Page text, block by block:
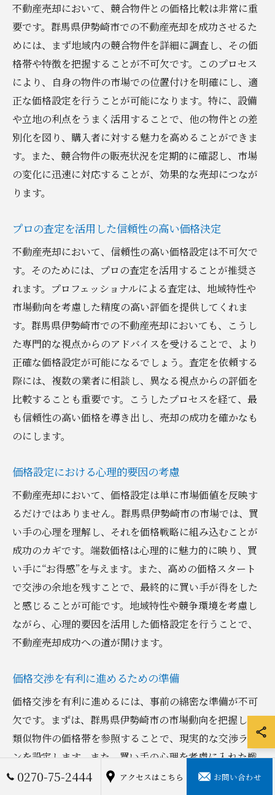
不動産売却において、競合物件との価格比較は非常に重
要です。群馬県伊勢崎市での不動産売却を成功させるた
めには、まず地域内の競合物件を詳細に調査し、その価
格帯や特徴を把握することが不可欠です。このプロセス
により、自身の物件の市場での位置付けを明確にし、適
正な価格設定を行うことが可能になります。特に、設備
や立地の利点をうまく活用することで、他の物件との差
別化を図り、購入者に対する魅力を高めることができま
す。また、競合物件の販売状況を定期的に確認し、市場
の変化に迅速に対応することが、効果的な売却につなが
ります。
プロの査定を活用した信頼性の高い価格決定
不動産売却において、信頼性の高い価格設定は不可欠で
す。そのためには、プロの査定を活用することが推奨さ
れます。プロフェッショナルによる査定は、地域特性や
市場動向を考慮した精度の高い評価を提供してくれま
す。群馬県伊勢崎市での不動産売却においても、こうし
た専門的な視点からのアドバイスを受けることで、より
正確な価格設定が可能になるでしょう。査定を依頼する
際には、複数の業者に相談し、異なる視点からの評価を
比較することも重要です。こうしたプロセスを経て、最
も信頼性の高い価格を導き出し、売却の成功を確かなも
のにします。
価格設定における心理的要因の考慮
不動産売却において、価格設定は単に市場価値を反映す
るだけではありません。群馬県伊勢崎市の市場では、買
い手の心理を理解し、それを価格戦略に組み込むことが
成功のカギです。端数価格は心理的に魅力的に映り、買
い手に“お得感”を与えます。また、高めの価格スタート
で交渉の余地を残すことで、最終的に買い手が得をした
と感じることが可能です。地域特性や競争環境を考慮し
ながら、心理的要因を活用した価格設定を行うことで、
不動産売却成功への道が開けます。
価格交渉を有利に進めるための準備
価格交渉を有利に進めるには、事前の綿密な準備が不可
欠です。まずは、群馬県伊勢崎市の市場動向を把握し、
類似物件の価格帯を参照することで、現実的な交渉ライ
ンを設定します。また、買い手の心理を考慮に入れた戦
略を練ることで、交渉を優位に進めることが可能です。
0270-75-2444 アクセスはこちら お問い合わせ